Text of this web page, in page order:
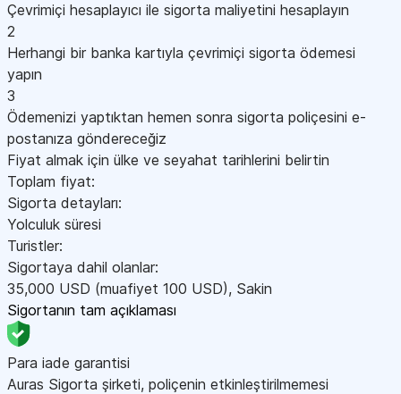
Çevrimiçi hesaplayıcı ile sigorta maliyetini hesaplayın
2
Herhangi bir banka kartıyla çevrimiçi sigorta ödemesi
yapın
3
Ödemenizi yaptıktan hemen sonra sigorta poliçesini e-
postanıza göndereceğiz
Fiyat almak için ülke ve seyahat tarihlerini belirtin
Toplam fiyat:
Sigorta detayları:
Yolculuk süresi
Turistler:
Sigortaya dahil olanlar:
35,000 USD (muafiyet 100 USD), Sakin
Sigortanın tam açıklaması
Para iade garantisi
Auras Sigorta şirketi, poliçenin etkinleştirilmemesi